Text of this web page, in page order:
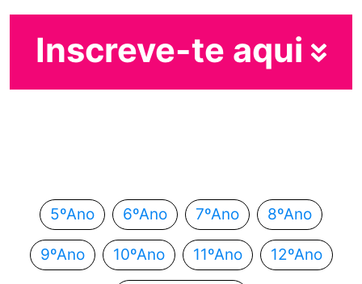
Inscreve-te aqui
5ºAno 6ºAno 7ºAno 8ºAno
9ºAno 10ºAno 11ºAno 12ºAno